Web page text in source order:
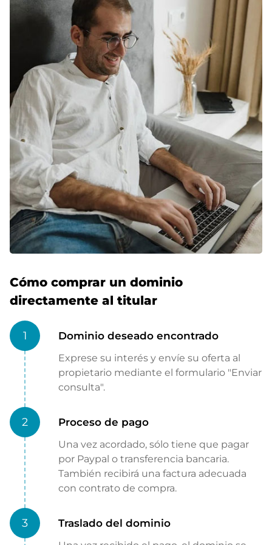
Cómo comprar un dominio
directamente al titular
1 Dominio deseado encontrado
Exprese su interés y envíe su oferta al
propietario mediante el formulario "Enviar
consulta".
2 Proceso de pago
Una vez acordado, sólo tiene que pagar
por Paypal o transferencia bancaria.
También recibirá una factura adecuada
con contrato de compra.
3 Traslado del dominio